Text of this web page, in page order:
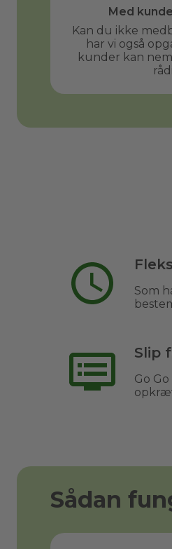
Med
Kan du ikke
har vi også
kunder kan
Som
Slip
Go
Sådan